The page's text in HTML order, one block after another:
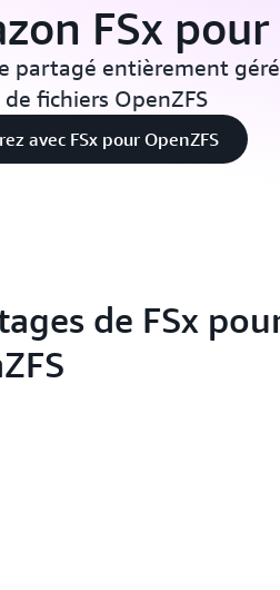
FSx pour
partagé entièrement
fichiers OpenZFS
avec FSx pour OpenZFS
de FSx